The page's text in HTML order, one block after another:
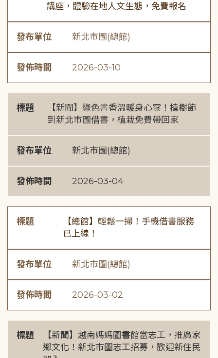
講座，體驗在地人文生態，免費報名
發布單位 新北市圖(總館)
發佈時間 2026-03-10
標題
【新聞】綠色書香溫暖身心靈！植樹節
到新北市圖借書，植栽免費帶回家
發布單位 新北市圖(總館)
發佈時間 2026-03-04
標題
【總館】輕鬆一掃！手機借書服務
已上線！
發布單位 新北市圖(總館)
發佈時間 2026-03-02
標題
【新聞】越南媽媽圖書館當志工，推廣家
鄉文化！新北市圖志工招募，歡迎新住民